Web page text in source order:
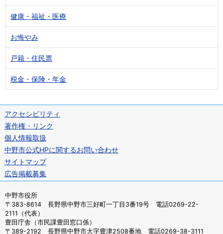
健康・福祉・医療
お悔やみ
戸籍・住民票
税金・保険・年金
アクセシビリティ
著作権・リンク
個人情報取扱
中野市公式HPに関するお問い合わせ
サイトマップ
広告掲載募集
中野市役所
〒383-8614 長野県中野市三好町一丁目3番19号 電話0269-22-
2111（代表）
豊田庁舎（市民課豊田窓口係）
〒389-2192 長野県中野市大字豊津2508番地 電話0269-38-3111